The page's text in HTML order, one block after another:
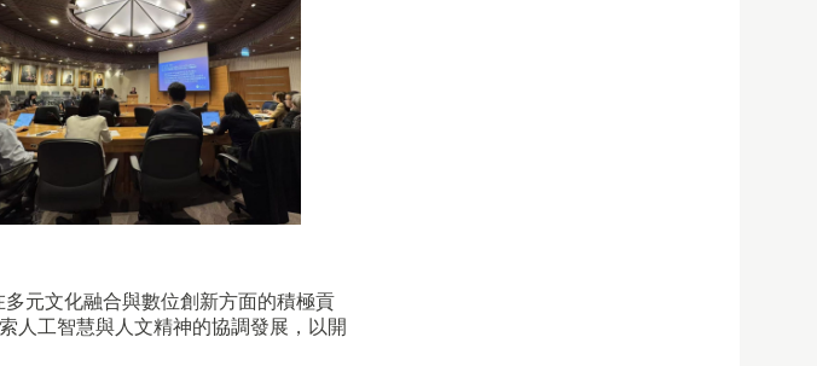
元文化融合與數位創新方面的積極貢
人工智慧與人文精神的協調發展，以開